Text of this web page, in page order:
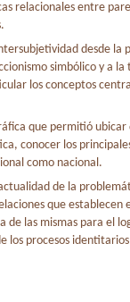
relacionales entre
desde la
simbólico y a la
los conceptos
que permitió ubicar
conocer los
como nacional.
de la
que establecen
de las mismas para el
los procesos